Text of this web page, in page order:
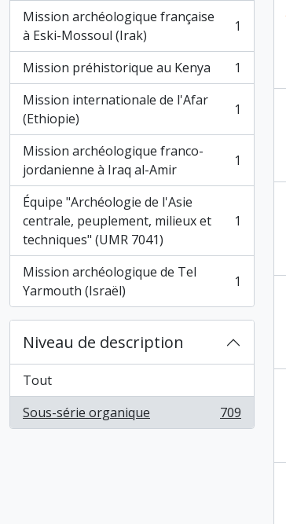
Mission archéologique française
à Eski-Mossoul (Irak)
, 1 résultats 1
Mission préhistorique au Kenya
, 1 résultats
1
Mission internationale de l'Afar
(Ethiopie)
, 1 résultats 1
Mission archéologique franco-
jordanienne à Iraq al-Amir
, 1 résultats 1
Équipe "Archéologie de l'Asie
centrale, peuplement, milieux et
techniques" (UMR 7041)
, 1 résultats 1
Mission archéologique de Tel
Yarmouth (Israël)
, 1 résultats 1
Niveau de description
Tout
Sous-série organique
, 709 résultats 709